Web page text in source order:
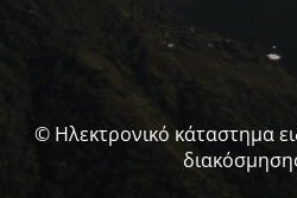
© Ηλεκτρονικό κάταστημα